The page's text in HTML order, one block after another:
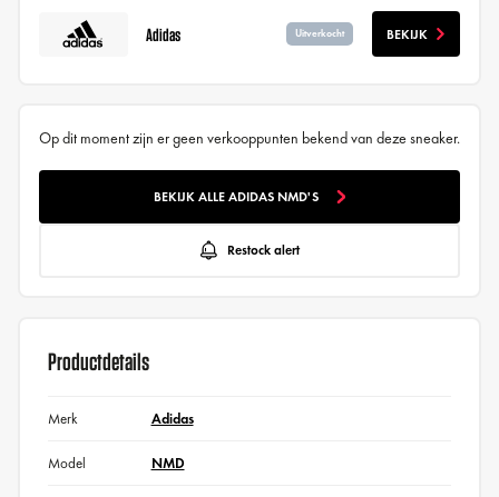
Adidas Uitverkocht BEKIJK
Op dit moment zijn er geen verkooppunten bekend van deze sneaker.
BEKIJK ALLE ADIDAS NMD'S
Restock alert
Productdetails
Merk Adidas
Model NMD